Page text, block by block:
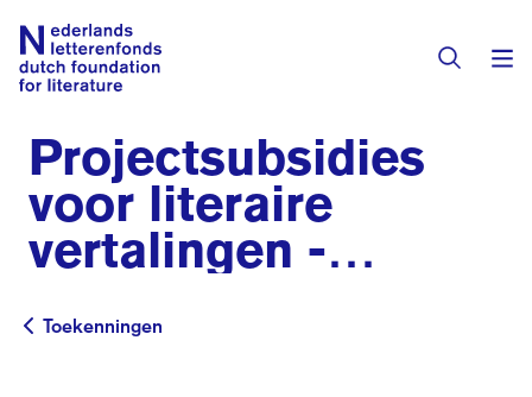
Subsidies
Activiteiten
Programma's
Toekenningen
Projectsubsidies
voor literaire
vertalingen -
Toekenningen
Toekenningen